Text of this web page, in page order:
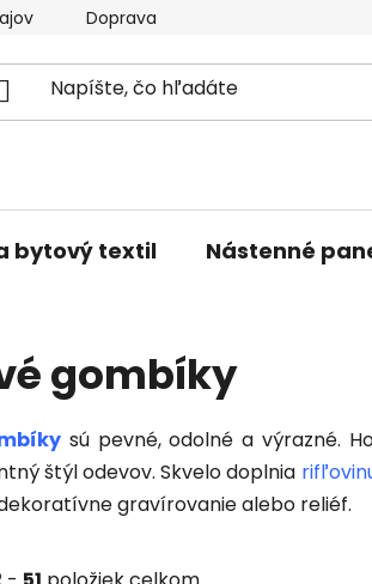
Doprava a platba
bytový textil Nástenné
gombíky
sú pevné, odolné a výrazné.
štýl odevov. Skvelo doplnia
gravírovanie alebo reliéf.